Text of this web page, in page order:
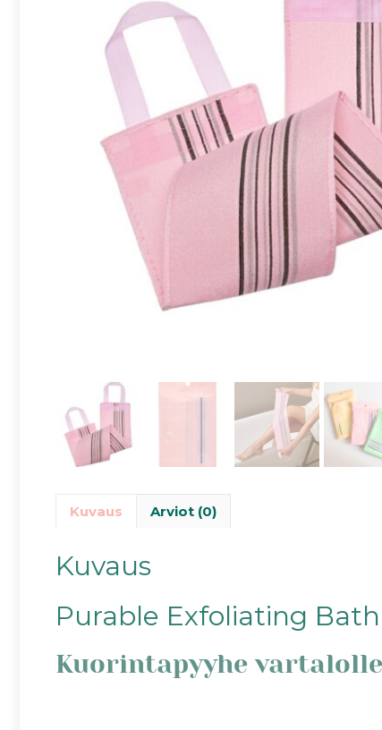
Kuvaus Arviot (0)
Kuvaus
Purable Exfoliating
Kuorintapyyhe vartalolle